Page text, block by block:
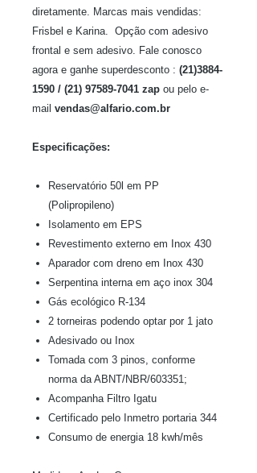
diretamente. Marcas mais vendidas:
Frisbel e Karina. Opção com adesivo
frontal e sem adesivo. Fale conosco
agora e ganhe superdesconto : (21)3884-
1590 / (21) 97589-7041 zap ou pelo e-
mail vendas@alfario.com.br
Especificações:
Reservatório 50l em PP
(Polipropileno)
Isolamento em EPS
Revestimento externo em Inox 430
Aparador com dreno em Inox 430
Serpentina interna em aço inox 304
Gás ecológico R-134
2 torneiras podendo optar por 1 jato
Adesivado ou Inox
Tomada com 3 pinos, conforme
norma da ABNT/NBR/603351;
Acompanha Filtro Igatu
Certificado pelo Inmetro portaria 344
Consumo de energia 18 kwh/mês